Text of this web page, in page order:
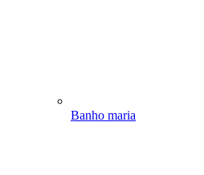
Banho maria